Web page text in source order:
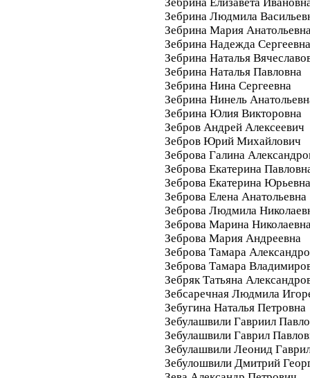
Зебрина Людмила
Зебрина Мария
Зебрина Надежда Сергеевна
Зебрина Наталья
Зебрина Наталья Павловна
Зебрина Нина Сергеевна
Зебрина Нинель
Зебрина Юлия Викторовна
Зебров Андрей Алексеевич
Зебров Юрий Михайлович
Зеброва Галина
Зеброва Екатерина
Зеброва Екатерина Юрьевна
Зеброва Елена Анатольевна
Зеброва Людмила
Зеброва Марина
Зеброва Мария Андреевна
Зеброва Тамара
Зеброва Тамара
Зебряк Татьяна
Зебсаречная Людмила
Зебугина Наталья Петровна
Зебулашвили Гавриил
Зебулашвили Гаврил
Зебулашвили Леонид
Зебулошвили Дмитрий